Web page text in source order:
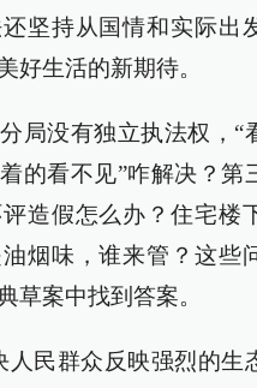
坚持从国情和实际出
好生活的新期待。
局没有独立执法权，“
的看不见”咋解决？第
造假怎么办？住宅楼
烟味，谁来管？这些
草案中找到答案。
人民群众反映强烈的生